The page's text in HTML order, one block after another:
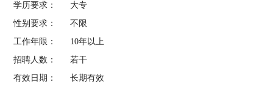
学历要求：
大专
性别要求：
不限
工作年限：
10年以上
招聘人数：
若干
有效日期：
长期有效